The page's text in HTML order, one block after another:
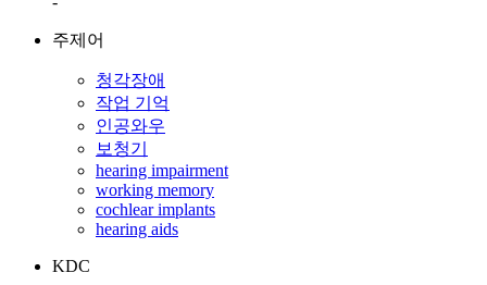
주제어
청각장애
작업 기억
인공와우
보청기
hearing impairment
working memory
cochlear implants
hearing aids
KDC